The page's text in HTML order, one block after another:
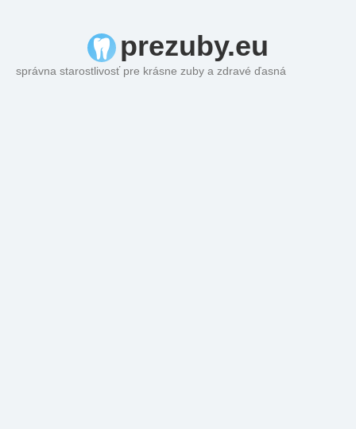
prezuby.eu
správna starostlivosť pre krásne zuby a zdravé ďasná